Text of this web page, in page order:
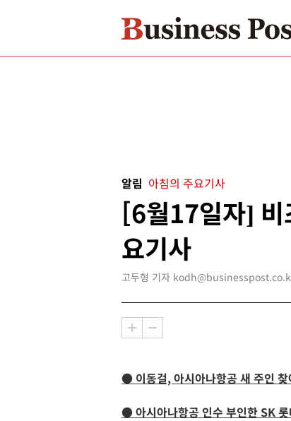
알림 아침의 주요기사
[6월17일자] 비
요기사
고두형 기자
● 이동걸, 아시아나항공 새 주인
● 아시아나항공 인수 부인한 SK